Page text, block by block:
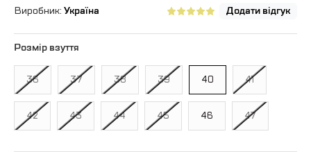
Додати відгук
Виробник: Україна
Розмір взуття
36 37 38 39 40 41
42 43 44 45 46 47